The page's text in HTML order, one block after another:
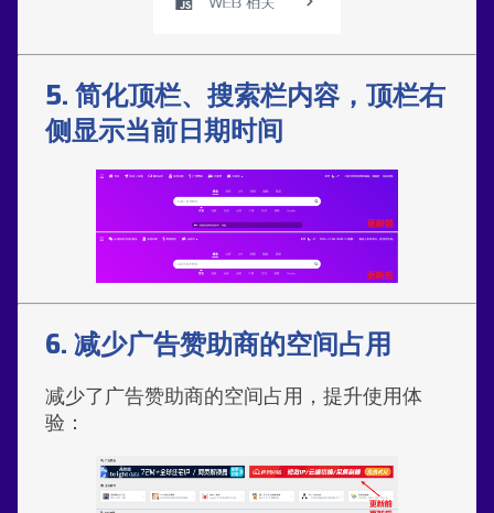
5. 简化顶栏、搜索栏内容，顶栏右
侧显示当前日期时间
6. 减少广告赞助商的空间占用
减少了广告赞助商的空间占用，提升使用体
验：